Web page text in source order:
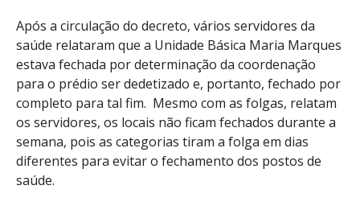
Após a circulação do decreto, vários servidores da
saúde relataram que a Unidade Básica Maria Marques
estava fechada por determinação da coordenação
para o prédio ser dedetizado e, portanto, fechado por
completo para tal fim. Mesmo com as folgas, relatam
os servidores, os locais não ficam fechados durante a
semana, pois as categorias tiram a folga em dias
diferentes para evitar o fechamento dos postos de
saúde.